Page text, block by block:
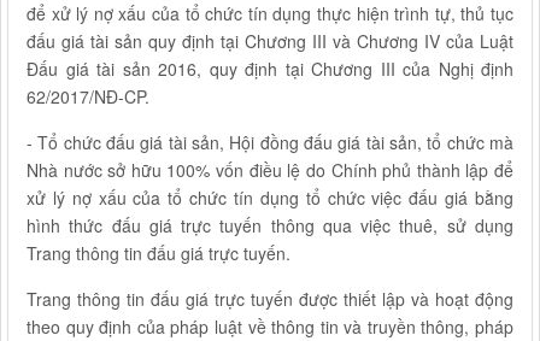
để xử lý nợ xấu của tổ chức tín dụng thực hiện trình tự, thủ tục
đấu giá tài sản quy định tại Chương III và Chương IV của Luật
Đấu giá tài sản 2016, quy định tại Chương III của Nghị định
62/2017/NĐ-CP.
- Tổ chức đấu giá tài sản, Hội đồng đấu giá tài sản, tổ chức mà
Nhà nước sở hữu 100% vốn điều lệ do Chính phủ thành lập để
xử lý nợ xấu của tổ chức tín dụng tổ chức việc đấu giá bằng
hình thức đấu giá trực tuyến thông qua việc thuê, sử dụng
Trang thông tin đấu giá trực tuyến.
Trang thông tin đấu giá trực tuyến được thiết lập và hoạt động
theo quy định của pháp luật về thông tin và truyền thông, pháp